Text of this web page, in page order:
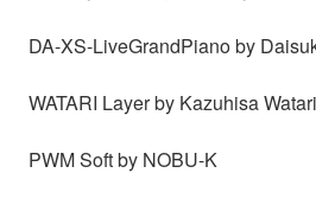
DA-XS-LiveGrandPiano by
WATARI Layer by Kazuhisa Watari
PWM Soft by NOBU-K